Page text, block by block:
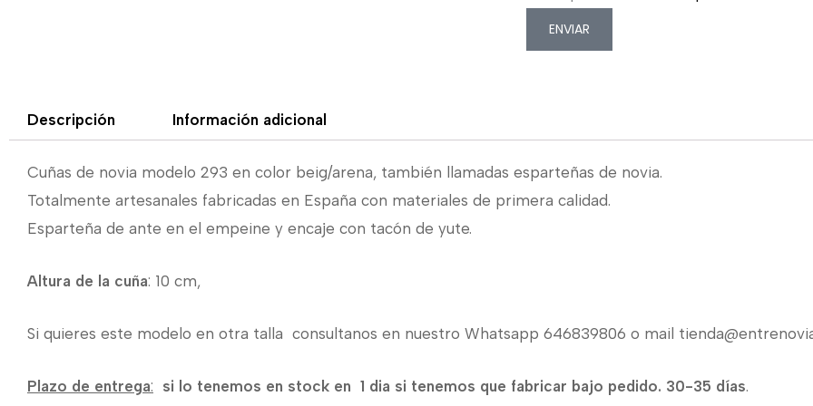
ENVIAR
Descripción Información adicional
Cuñas de novia modelo 293 en color beig/arena, también llamadas esparteñas de novia.
Totalmente artesanales fabricadas en España con materiales de primera calidad.
Esparteña de ante en el empeine y encaje con tacón de yute.
Altura de la cuña: 10 cm,
Si quieres este modelo en otra talla consultanos en nuestro Whatsapp 646839806 o mail
Plazo de entrega: si lo tenemos en stock en 1 dia si tenemos que fabricar bajo pedido. 30-35 días.